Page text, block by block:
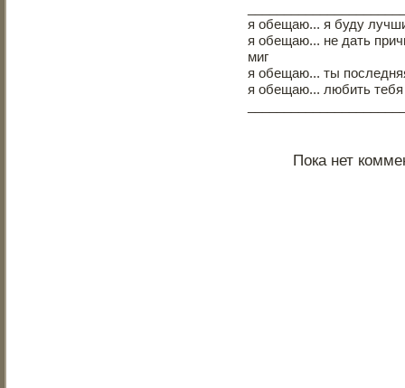
я обещаю... я буду
я обещаю... не дать
миг
я обещаю... ты
я обещаю... любить тебя
Пока нет